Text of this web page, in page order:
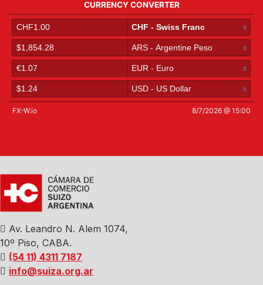
Av. Leandro N. Alem 1074,
10º Piso, CABA.
(54 11) 4311 7187
info@suiza.org.ar